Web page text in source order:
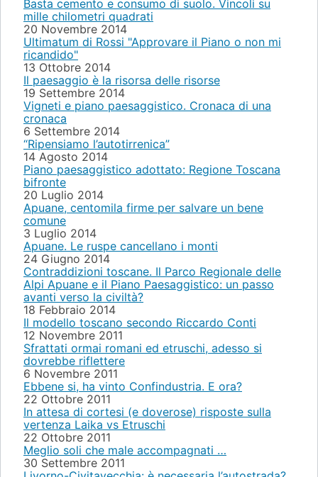
Basta cemento e consumo di suolo. Vincoli su
mille chilometri quadrati
20 Novembre 2014
Ultimatum di Rossi "Approvare il Piano o non mi
ricandido"
13 Ottobre 2014
Il paesaggio è la risorsa delle risorse
19 Settembre 2014
Vigneti e piano paesaggistico. Cronaca di una
cronaca
6 Settembre 2014
“Ripensiamo l’autotirrenica”
14 Agosto 2014
Piano paesaggistico adottato: Regione Toscana
bifronte
20 Luglio 2014
Apuane, centomila firme per salvare un bene
comune
3 Luglio 2014
Apuane. Le ruspe cancellano i monti
24 Giugno 2014
Contraddizioni toscane. Il Parco Regionale delle
Alpi Apuane e il Piano Paesaggistico: un passo
avanti verso la civiltà?
18 Febbraio 2014
Il modello toscano secondo Riccardo Conti
12 Novembre 2011
Sfrattati ormai romani ed etruschi, adesso si
dovrebbe riflettere
6 Novembre 2011
Ebbene si, ha vinto Confindustria. E ora?
22 Ottobre 2011
In attesa di cortesi (e doverose) risposte sulla
vertenza Laika vs Etruschi
22 Ottobre 2011
Meglio soli che male accompagnati …
30 Settembre 2011